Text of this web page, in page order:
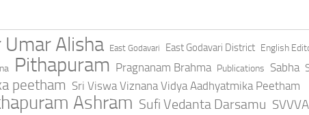
Umar Alisha East Godavari East Godavari District English
Pithapuram Pragnanam Brahma Publications Sabha
peetham Sri Viswa Viznana Vidya Aadhyatmika Peetham
Ashram Sufi Vedanta Darsamu